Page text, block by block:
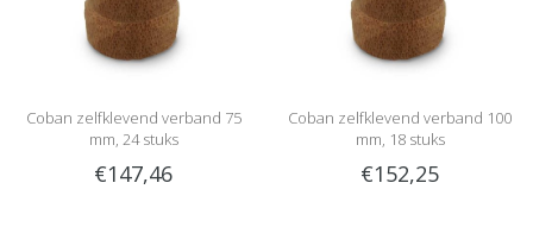
Coban zelfklevend verband 75
mm, 24 stuks
€147,46
Coban zelfklevend verband 100
mm, 18 stuks
€152,25